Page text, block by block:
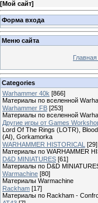
[Мой сайт]
Форма входа
Меню сайта
Categories
Warhammer 40k [866]
Материалы по вселенной
Warhammer FB [253]
Материалы по вселенной
Другие игры от Games
Lord Of The Rings (LOTR),
(AI), Gorkamorka
WARHAMMER HISTORICAL [29]
Материалы по WARHAMMER
D&D MINIATURES [61]
Материалы по D&D
Warmachine [80]
Материалы Warmachine
Rackham [17]
Материалы по Rackham -